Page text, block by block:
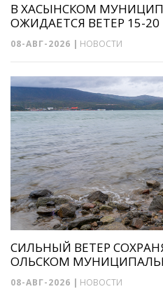
В ХАСЫНСКОМ
ОЖИДАЕТСЯ ВЕТЕР 15-
08-АВГ-2026 | НОВОСТИ
СИЛЬНЫЙ ВЕТЕР
ОЛЬСКОМ
08-АВГ-2026 | НОВОСТИ